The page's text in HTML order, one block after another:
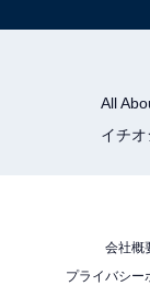
All
イチオ
会社概
プライバシー